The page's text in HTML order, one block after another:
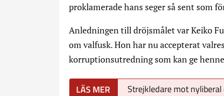
proklamerade hans seger så sent som
Anledningen till dröjsmålet var Keiko
om valfusk. Hon har nu accepterat
korruptionsutredning som kan ge
Strejkledare mot